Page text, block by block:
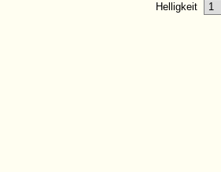
Helligkeit